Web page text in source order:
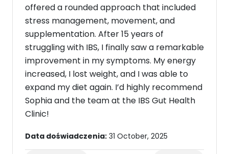
offered a rounded approach that included
stress management, movement, and
supplementation. After 15 years of
struggling with IBS, I finally saw a remarkable
improvement in my symptoms. My energy
increased, I lost weight, and I was able to
expand my diet again. I’d highly recommend
Sophia and the team at the IBS Gut Health
Clinic!
Data doświadczenia: 31 October, 2025